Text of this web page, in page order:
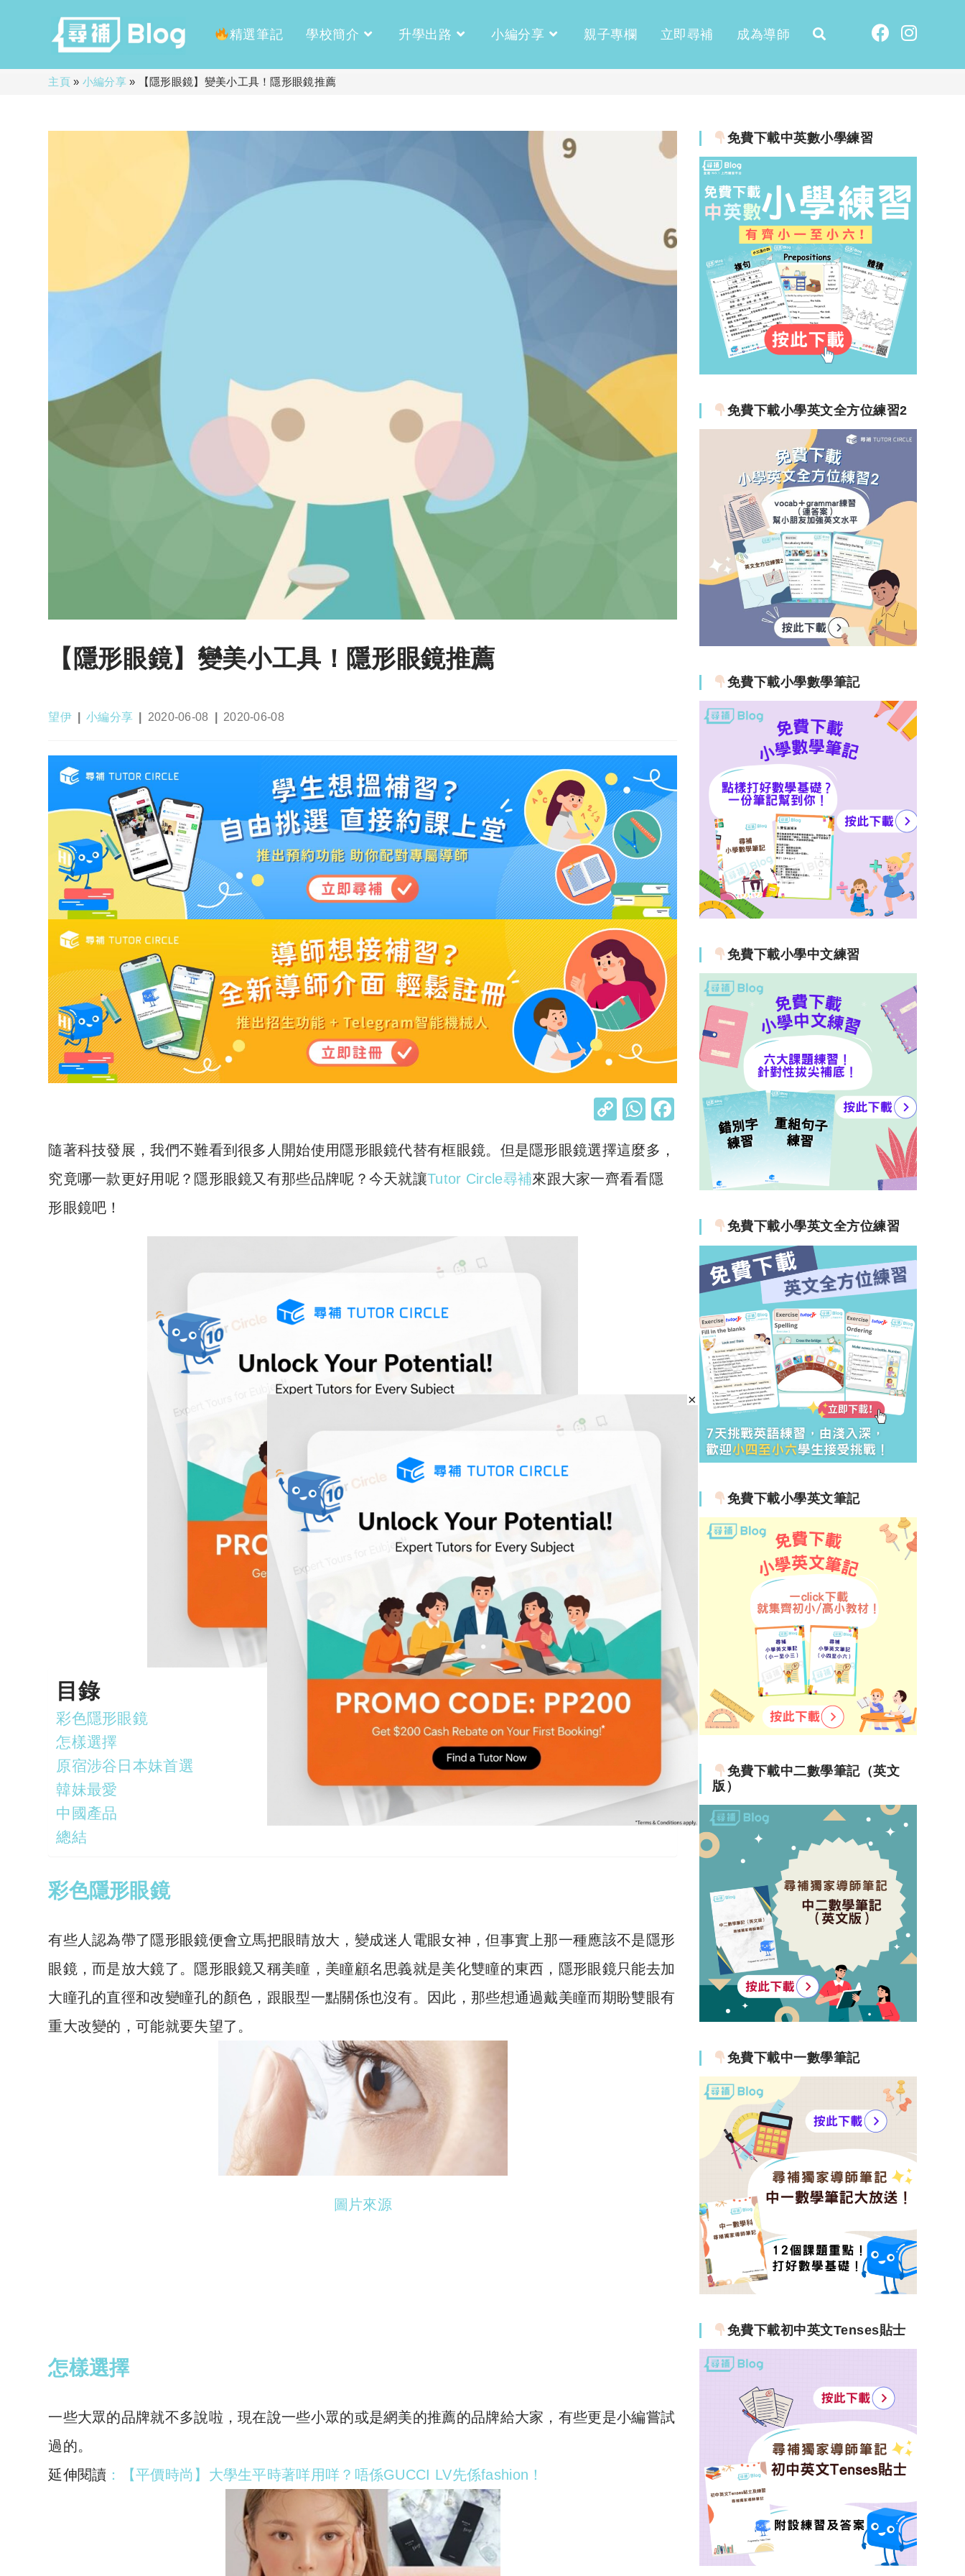
精選筆記 學校簡介 升學出路 小編分享 親子專欄 立即尋補 成為導師
主頁» 小編分享» 【隱形眼鏡】變美小工具！隱形眼鏡推薦
【隱形眼鏡】變美小工具！隱形眼鏡推薦
Post
望伊
Post
小編分享
Post
2020-06-08
Post
2020-06-08
C
p
y
W
at
s
隨著科技發展，我們不難看到很多人開始使用隱形眼鏡代替有框眼鏡。但是隱形眼鏡選擇這麼多，
究竟哪一款更好用呢？隱形眼鏡又有那些品牌呢？今天就讓Tutor Circle尋補來跟大家一齊看看隱
形眼鏡吧！
目錄
彩色隱形眼鏡
怎樣選擇
原宿涉谷日本妹首選
韓妹最愛
中國產品
總結
彩色隱形眼鏡
有些人認為帶了隱形眼鏡便會立馬把眼睛放大，變成迷人電眼女神，但事實上那一種應該不是隱形
眼鏡，而是放大鏡了。隱形眼鏡又稱美瞳，美瞳顧名思義就是美化雙瞳的東西，隱形眼鏡只能去加
大瞳孔的直徑和改變瞳孔的顏色，跟眼型一點關係也沒有。因此，那些想通過戴美瞳而期盼雙眼有
重大改變的，可能就要失望了。
圖片來源
怎樣選擇
一些大眾的品牌就不多說啦，現在說一些小眾的或是網美的推薦的品牌給大家，有些更是小編嘗試
過的。
延伸閱讀 ： 【平價時尚】大學生平時著咩用咩？唔係GUCCI LV先係fashion！
免費下載中英數小學練習
免費下載小學英文全方位練習2
免費下載小學數學筆記
免費下載小學中文練習
免費下載小學英文全方位練習
免費下載小學英文筆記
免費下載中二數學筆記（英文
版）
免費下載中一數學筆記
免費下載初中英文Tenses貼士